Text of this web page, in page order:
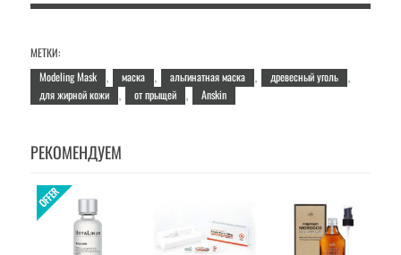
МЕТКИ:
Modeling Mask
маска альгинатная маска древесный уголь
для жирной кожи от прыщей Anskin
РЕКОМЕНДУЕМ